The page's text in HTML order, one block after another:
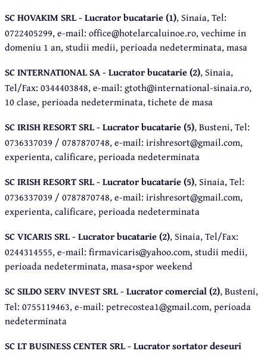
SC HOVAKIM SRL - Lucrator bucatarie (1), Sinaia, Tel:
0722405299, e-mail: office@hotelarcaluinoe.ro, vechime in
domeniu 1 an, studii medii, perioada nedeterminata, masa
SC INTERNATIONAL SA - Lucrator bucatarie (2), Sinaia,
Tel/Fax: 0344403848, e-mail: gtoth@international-sinaia.ro,
10 clase, perioada nedeterminata, tichete de masa
SC IRISH RESORT SRL - Lucrator bucatarie (5), Busteni, Tel:
0736337039 / 0787870748, e-mail: irishresort@gmail.com,
experienta, calificare, perioada nedeterminata
SC IRISH RESORT SRL - Lucrator bucatarie (5), Sinaia, Tel:
0736337039 / 0787870748, e-mail: irishresort@gmail.com,
experienta, calificare, perioada nedeterminata
SC VICARIS SRL - Lucrator bucatarie (2), Sinaia, Tel/Fax:
0244314555, e-mail: firmavicaris@yahoo.com, studii medii,
perioada nedeterminata, masa+spor weekend
SC SILDO SERV INVEST SRL - Lucrator comercial (2), Busteni,
Tel: 0755119463, e-mail: petrecostea1@gmail.com, perioada
nedeterminata
SC LT BUSINESS CENTER SRL - Lucrator sortator deseuri